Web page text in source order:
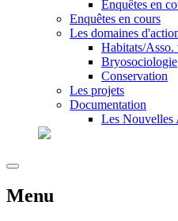
Enquêtes en
Enquêtes en cours
Les domaines
Habitats/Asso.
Bryosociologie
Conservation
Les projets
Documentation
Les Nouvelles
Menu